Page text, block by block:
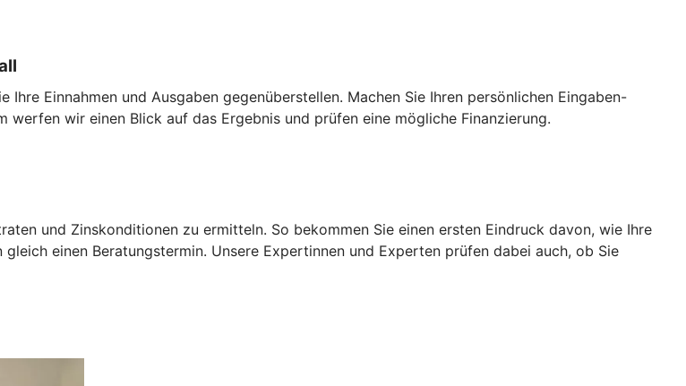
Einnahmen und Ausgaben gegenüberstellen. Machen Sie Ihren persönlichen Eingaben-
werfen wir einen Blick auf das Ergebnis und prüfen eine mögliche Finanzierung.
und Zinskonditionen zu ermitteln. So bekommen Sie einen ersten Eindruck davon, wie Ihre
einen Beratungstermin. Unsere Expertinnen und Experten prüfen dabei auch, ob Sie